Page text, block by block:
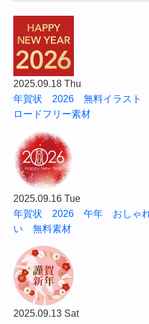
2025.09.18 Thu
年賀状 2026 無料イラスト
ロードフリー素材
2025.09.16 Tue
年賀状 2026 午年 おしゃ
い 無料素材
2025.09.13 Sat